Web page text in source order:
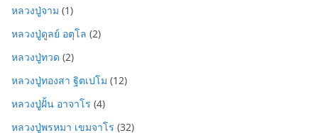
หลวงปู่จาม (1)
หลวงปู่ดูลย์ อตุโล (2)
หลวงปู่ทวด (2)
หลวงปู่ทองสา ฐิตเปโม (12)
หลวงปู่ฝั้น อาจาโร (4)
หลวงปู่พรหมา เขมจาโร (32)